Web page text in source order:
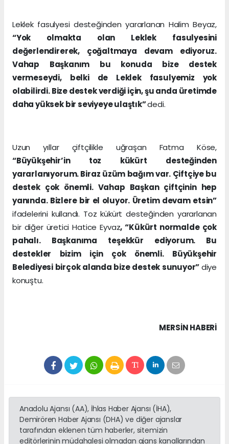
Leklek fasulyesi desteğinden yararlanan Halim Beyaz,
“Yok olmakta olan Leklek fasulyesini
değerlendirerek, çoğaltmaya devam ediyoruz.
Vahap Başkanım bu konuda bize destek
vermeseydi, belki de Leklek fasulyemiz yok
olabilirdi. Bize destek verdiği için, şu anda üretimde
daha yüksek bir seviyeye ulaştık”dedi.
Uzun yıllar çiftçilikle uğraşan Fatma Köse,
“Büyükşehir’in toz kükürt desteğinden
yararlanıyorum. Biraz üzüm bağım var. Çiftçiye bu
destek çok önemli. Vahap Başkan çiftçinin hep
yanında. Bizlere bir el oluyor. Üretim devam etsin”
ifadelerini kullandı. Toz kükürt desteğinden yararlanan
bir diğer üretici Hatice Eyvaz, “Kükürt normalde çok
pahalı. Başkanıma teşekkür ediyorum. Bu
destekler bizim için çok önemli. Büyükşehir
Belediyesi birçok alanda bize destek sunuyor”diye
konuştu.
MERSIN HABERİ
Anadolu Ajansı (AA), İhlas Haber Ajansı (İHA),
Demirören Haber Ajansı (DHA) ve diğer ajanslar
tarafından eklenen tüm haberler, sitemizin
editörlerinin müdahalesi olmadan ajans kanallarından